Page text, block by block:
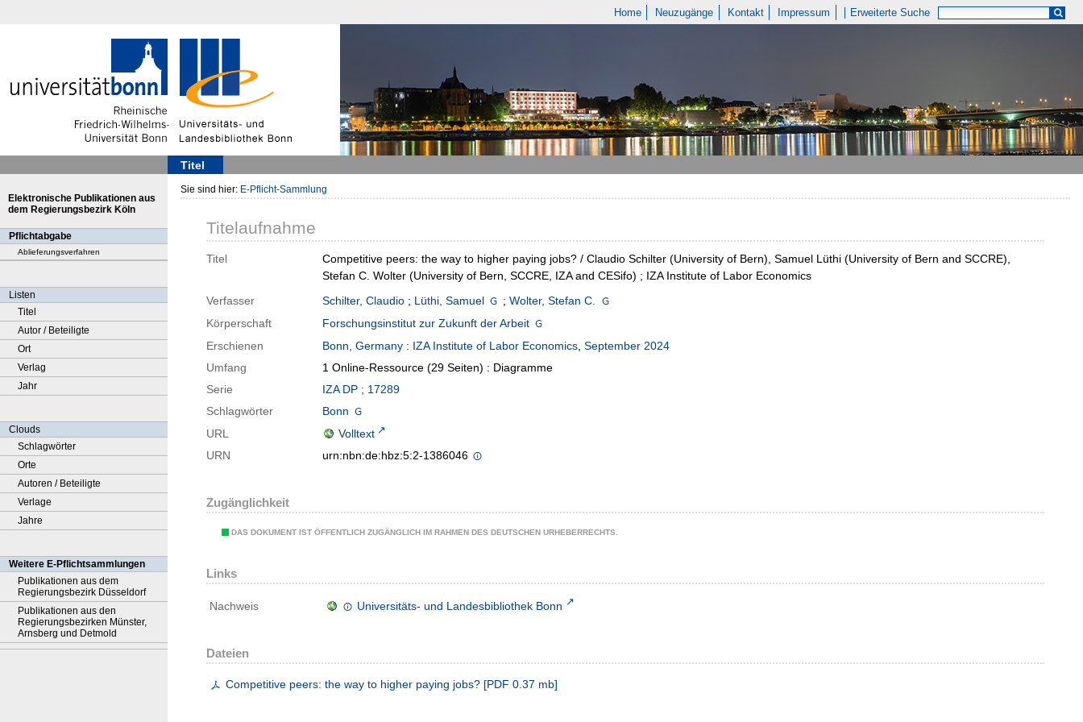
Home Neuzugänge Kontakt Impressum Erweiterte Suche
Titel
Elektronische Publikationen aus
dem Regierungsbezirk Köln
Pflichtabgabe
Ablieferungsverfahren
Listen
Titel
Autor / Beteiligte
Ort
Verlag
Jahr
Clouds
Schlagwörter
Orte
Autoren / Beteiligte
Verlage
Jahre
Weitere E-Pflichtsammlungen
Publikationen aus dem
Regierungsbezirk Düsseldorf
Publikationen aus den
Regierungsbezirken Münster,
Arnsberg und Detmold
Sie sind hier: E-Pflicht-Sammlung
Titelaufnahme
Titel
Competitive peers: the way to higher paying jobs? / Claudio Schilter (University of Bern), Samuel Lüthi (University of Bern and SCCRE),
Stefan C. Wolter (University of Bern, SCCRE, IZA and CESifo) ; IZA Institute of Labor Economics
Verfasser
Schilter, Claudio ; Lüthi, Samuel ; Wolter, Stefan C.
Körperschaft
Forschungsinstitut zur Zukunft der Arbeit
Erschienen
Bonn, Germany : IZA Institute of Labor Economics, September 2024
Umfang
1 Online-Ressource (29 Seiten) : Diagramme
Serie
IZA DP ; 17289
Schlagwörter
Bonn
URL
Volltext
URN
urn:nbn:de:hbz:5:2-1386046
Zugänglichkeit
DAS DOKUMENT IST ÖFFENTLICH ZUGÄNGLICH IM RAHMEN DES DEUTSCHEN URHEBERRECHTS.
Links
Nachweis Universitäts- und Landesbibliothek Bonn
Dateien
Competitive peers: the way to higher paying jobs? [PDF 0.37 mb]